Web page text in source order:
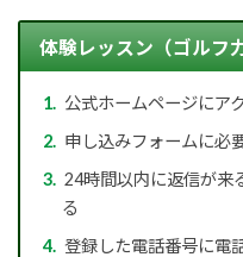
体験レッスン（ゴルフ
公式ホームページにア
申し込みフォームに必
24時間以内に返信が来
る
登録した電話番号に電